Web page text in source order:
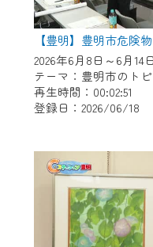
【豊明】豊明市危
2026年6月8日～6月14
テーマ：豊明市のト
再生時間：00:02:51
登録日：2026/06/18